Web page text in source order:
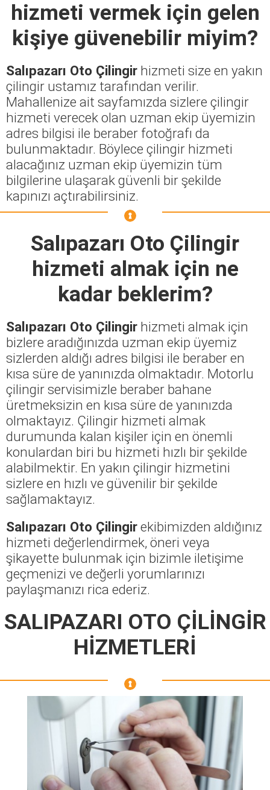
hizmeti vermek için gelen
kişiye güvenebilir miyim?
Salıpazarı Oto Çilingir hizmeti size en yakın
çilingir ustamız tarafından verilir.
Mahallenize ait sayfamızda sizlere çilingir
hizmeti verecek olan uzman ekip üyemizin
adres bilgisi ile beraber fotoğrafı da
bulunmaktadır. Böylece çilingir hizmeti
alacağınız uzman ekip üyemizin tüm
bilgilerine ulaşarak güvenli bir şekilde
kapınızı açtırabilirsiniz.
Salıpazarı Oto Çilingir
hizmeti almak için ne
kadar beklerim?
Salıpazarı Oto Çilingir hizmeti almak için
bizlere aradığınızda uzman ekip üyemiz
sizlerden aldığı adres bilgisi ile beraber en
kısa süre de yanınızda olmaktadır. Motorlu
çilingir servisimizle beraber bahane
üretmeksizin en kısa süre de yanınızda
olmaktayız. Çilingir hizmeti almak
durumunda kalan kişiler için en önemli
konulardan biri bu hizmeti hızlı bir şekilde
alabilmektir. En yakın çilingir hizmetini
sizlere en hızlı ve güvenilir bir şekilde
sağlamaktayız.
Salıpazarı Oto Çilingirekibimizden aldığınız
hizmeti değerlendirmek, öneri veya
şikayette bulunmak için bizimle iletişime
geçmenizi ve değerli yorumlarınızı
paylaşmanızı rica ederiz.
SALIPAZARI OTO ÇİLİNGİR
HİZMETLERİ